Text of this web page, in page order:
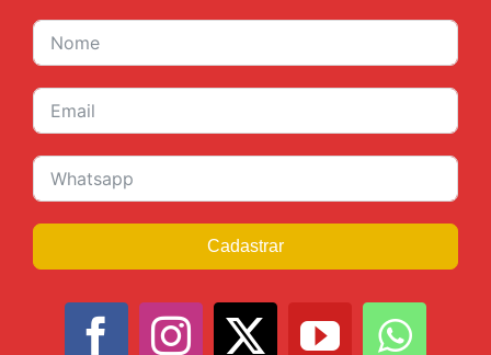
Cadastrar